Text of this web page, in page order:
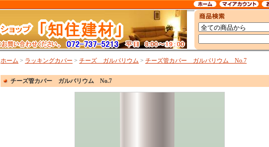
ホーム > ラッキングカバー > チーズ ガルバリウム > チーズ管カバー ガルバリウム No.7
チーズ管カバー ガルバリウム No.7